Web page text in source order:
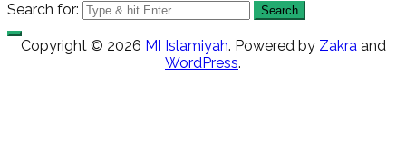
Search for:
Copyright © 2026 MI Islamiyah. Powered by Zakraand
WordPress.